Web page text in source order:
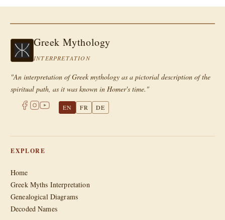
Greek Mythology
INTERPRETATION
"An interpretation of Greek mythology as a pictorial description of the
spiritual path, as it was known in Homer's time."
EN FR DE
EXPLORE
Home
Greek Myths Interpretation
Genealogical Diagrams
Decoded Names